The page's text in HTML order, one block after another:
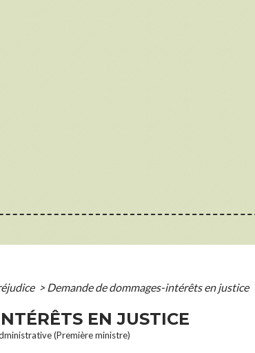
> Demande de dommages-intérêts en justice
EN JUSTICE
(Première ministre)